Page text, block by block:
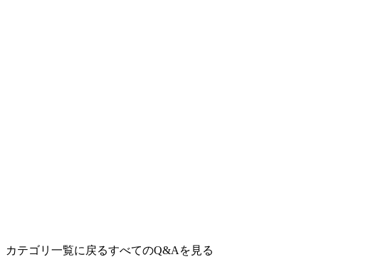
カテゴリ一覧に戻るすべてのQ&Aを見る